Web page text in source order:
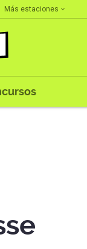
Más estaciones